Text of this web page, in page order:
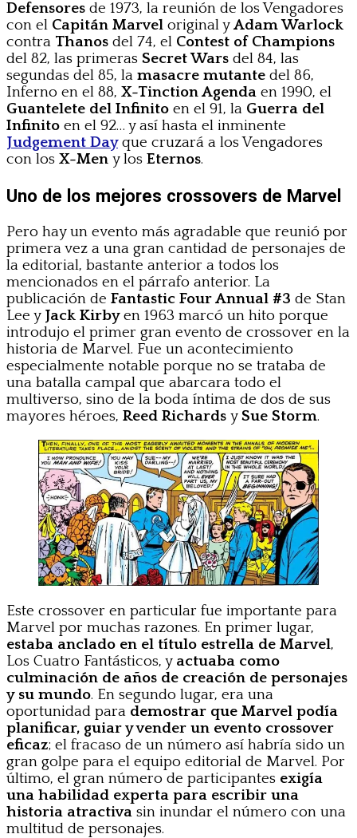
Defensores de 1973, la reunión de los Vengadores
con el Capitán Marvel original yAdam Warlock
contra Thanos del 74, el Contest of Champions
del 82, las primeras Secret Wars del 84, las
segundas del 85, la masacre mutante del 86,
Inferno en el 88, X-Tinction Agenda en 1990, el
Guantelete del Infinito en el 91, la Guerra del
Infinito en el 92… y así hasta el inminente
Judgement Day que cruzará a los Vengadores
con los X-Men y los Eternos.
Uno de los mejores crossovers de Marvel
Pero hay un evento más agradable que reunió por
primera vez a una gran cantidad de personajes de
la editorial, bastante anterior a todos los
mencionados en el párrafo anterior. La
publicación de Fantastic Four Annual #3 de Stan
Lee y Jack Kirbyen 1963 marcó un hito porque
introdujo el primer gran evento de crossover en la
historia de Marvel. Fue un acontecimiento
especialmente notable porque no se trataba de
una batalla campal que abarcara todo el
multiverso, sino de la boda íntima de dos de sus
mayores héroes, Reed Richards ySue Storm.
Este crossover en particular fue importante para
Marvel por muchas razones. En primer lugar,
estaba anclado en el título estrella de Marvel,
Los Cuatro Fantásticos, y actuaba como
culminación de años de creación de personajes
y su mundo. En segundo lugar, era una
oportunidad para demostrar que Marvel podía
planificar, guiar y vender un evento crossover
eficaz; el fracaso de un número así habría sido un
gran golpe para el equipo editorial de Marvel. Por
último, el gran número de participantes exigía
una habilidad experta para escribir una
historia atractiva sin inundar el número con una
multitud de personajes.